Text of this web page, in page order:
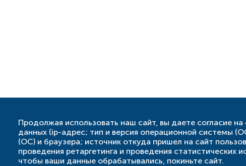
Продолжая использовать наш сайт, вы даете согласие на
данных (ip-адрес; тип и версия операционной системы
(ОС) и браузера; источник откуда пришел на сайт
проведения ретаргетинга и проведения статистических
чтобы ваши данные обрабатывались, покиньте сайт.